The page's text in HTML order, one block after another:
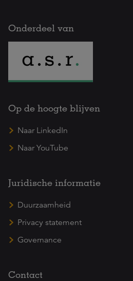
Onderdeel van
Op de hoogte blijven
Naar LinkedIn
Naar YouTube
Juridische informatie
Duurzaamheid
Privacy statement
Governance
Contact